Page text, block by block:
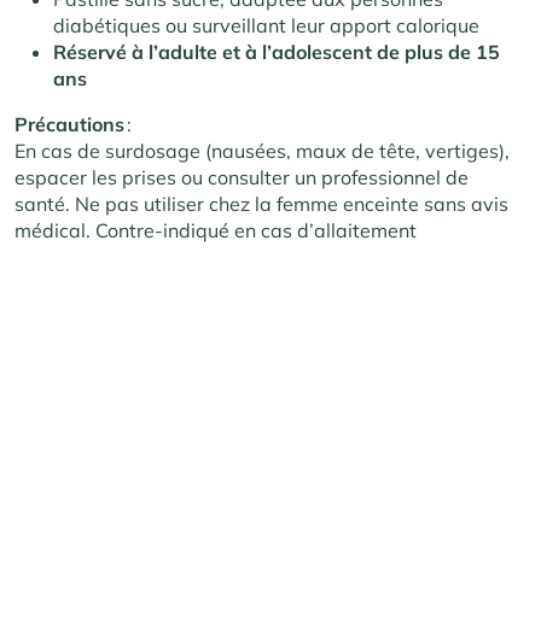
diabétiques ou surveillant leur apport calorique
Réservé à l’adulte et à l’adolescent de plus de 15
ans
Précautions:
En cas de surdosage (nausées, maux de tête, vertiges),
espacer les prises ou consulter un professionnel de
santé. Ne pas utiliser chez la femme enceinte sans avis
médical. Contre-indiqué en cas d’allaitement